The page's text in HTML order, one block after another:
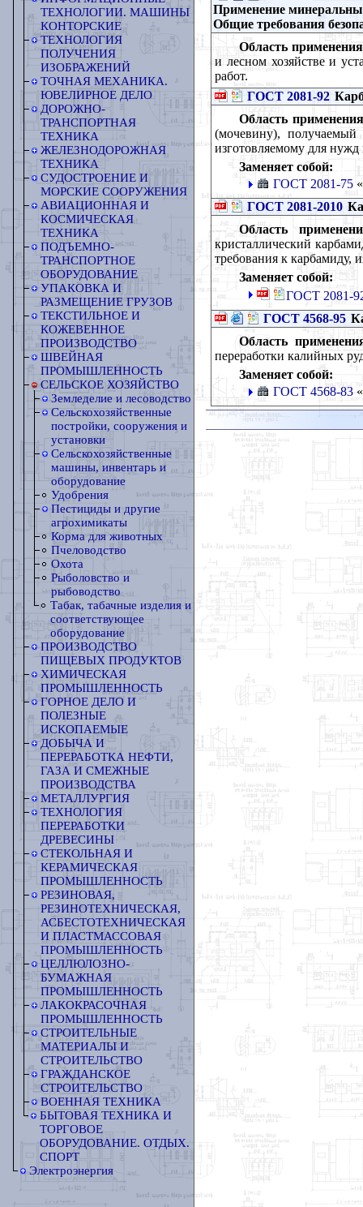
ТЕХНОЛОГИИ. МАШИНЫ
КОНТОРСКИЕ
ТЕХНОЛОГИЯ
ПОЛУЧЕНИЯ
ИЗОБРАЖЕНИЙ
ТОЧНАЯ МЕХАНИКА.
ЮВЕЛИРНОЕ ДЕЛО
ДОРОЖНО-
ТРАНСПОРТНАЯ
ТЕХНИКА
ЖЕЛЕЗНОДОРОЖНАЯ
ТЕХНИКА
СУДОСТРОЕНИЕ И
МОРСКИЕ СООРУЖЕНИЯ
АВИАЦИОННАЯ И
КОСМИЧЕСКАЯ
ТЕХНИКА
ПОДЪЕМНО-
ТРАНСПОРТНОЕ
ОБОРУДОВАНИЕ
УПАКОВКА И
РАЗМЕЩЕНИЕ ГРУЗОВ
ТЕКСТИЛЬНОЕ И
КОЖЕВЕННОЕ
ПРОИЗВОДСТВО
ШВЕЙНАЯ
ПРОМЫШЛЕННОСТЬ
СЕЛЬСКОЕ ХОЗЯЙСТВО
Земледелие и лесоводство
Сельскохозяйственные
постройки, сооружения и
установки
Сельскохозяйственные
машины, инвентарь и
оборудование
Удобрения
Пестициды и другие
агрохимикаты
Корма для животных
Пчеловодство
Охота
Рыболовство и
рыбоводство
Табак, табачные изделия и
соответствующее
оборудование
ПРОИЗВОДСТВО
ПИЩЕВЫХ ПРОДУКТОВ
ХИМИЧЕСКАЯ
ПРОМЫШЛЕННОСТЬ
ГОРНОЕ ДЕЛО И
ПОЛЕЗНЫЕ
ИСКОПАЕМЫЕ
ДОБЫЧА И
ПЕРЕРАБОТКА НЕФТИ,
ГАЗА И СМЕЖНЫЕ
ПРОИЗВОДСТВА
МЕТАЛЛУРГИЯ
ТЕХНОЛОГИЯ
ПЕРЕРАБОТКИ
ДРЕВЕСИНЫ
СТЕКОЛЬНАЯ И
КЕРАМИЧЕСКАЯ
ПРОМЫШЛЕННОСТЬ
РЕЗИНОВАЯ,
РЕЗИНОТЕХНИЧЕСКАЯ,
АСБЕСТОТЕХНИЧЕСКАЯ
И ПЛАСТМАССОВАЯ
ПРОМЫШЛЕННОСТЬ
ЦЕЛЛЮЛОЗНО-
БУМАЖНАЯ
ПРОМЫШЛЕННОСТЬ
ЛАКОКРАСОЧНАЯ
ПРОМЫШЛЕННОСТЬ
СТРОИТЕЛЬНЫЕ
МАТЕРИАЛЫ И
СТРОИТЕЛЬСТВО
ГРАЖДАНСКОЕ
СТРОИТЕЛЬСТВО
ВОЕННАЯ ТЕХНИКА
БЫТОВАЯ ТЕХНИКА И
ТОРГОВОЕ
ОБОРУДОВАНИЕ. ОТДЫХ.
СПОРТ
Электроэнергия
Применение
Общие требования
Область
и лесном хозяйстве и
работ.
ГОСТ 2081-92
Область
(мочевину), получаемый
изготовляемому для нужд
Заменяет собой:
ГОСТ 2081-75
ГОСТ 2081-2010
Область
кристаллический
требования к карбамиду,
Заменяет собой:
ГОСТ 2081-
ГОСТ 4568-95
Область
переработки калийных
Заменяет собой:
ГОСТ 4568-83